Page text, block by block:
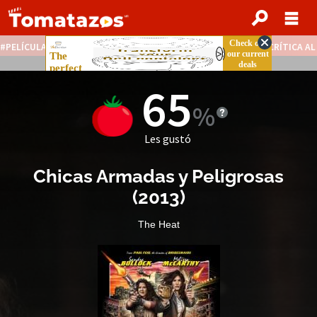
PELÍCULAS STREAMING GRATIS NOTICIAS DESTACADAS CRÍTICA
65
Les gustó
Chicas Armadas y Peligrosas
(2013)
The Heat